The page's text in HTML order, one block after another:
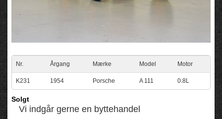
Nr. Årgang Mærke Model Motor
K231 1954 Porsche A 111 0.8L
Solgt
Vi indgår gerne en byttehandel